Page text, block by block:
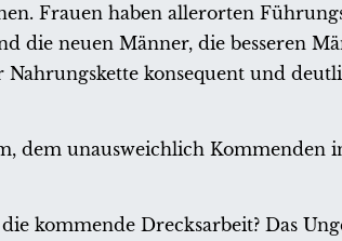
Frauen haben allerorten
die neuen Männer, die besseren
konsequent und
dem unausweichlich Kommenden
kommende Drecksarbeit? Das